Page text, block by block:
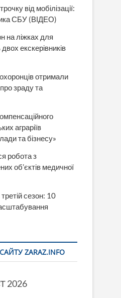
від мобілізації:
СБУ (ВІДЕО)
на ліжках для
екскерівників
отримали
зраду та
аграріїв
та бізнесу»
робота з
об’єктів медичної
сезон: 10
ZARAZ.INFO
2026